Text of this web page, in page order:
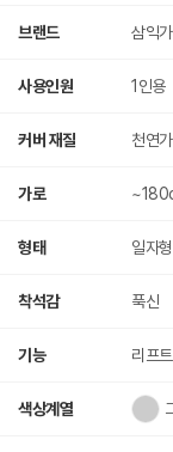
브랜드 삼익
사용인원 1인용
커버 재질 천연
가로
형태 일자형
착석감 푹신
기능 리프
색상계열